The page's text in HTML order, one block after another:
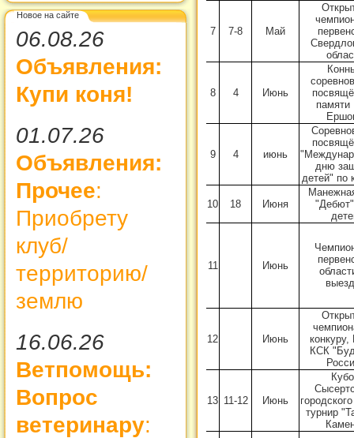
Новое на сайте
06.08.26
Объявления:
Купи коня!
01.07.26
Объявления:
Прочее:
Приобрету
клуб/
территорию/
землю
16.06.26
Ветпомощь:
Вопрос
ветеринару:
7 7-8 Май
8 4 Июнь
9 4 июнь
дню
детей" по
10 18 Июня
11 Июнь
12 Июнь
конкуру,
КСК
13 11-12 Июнь
турнир